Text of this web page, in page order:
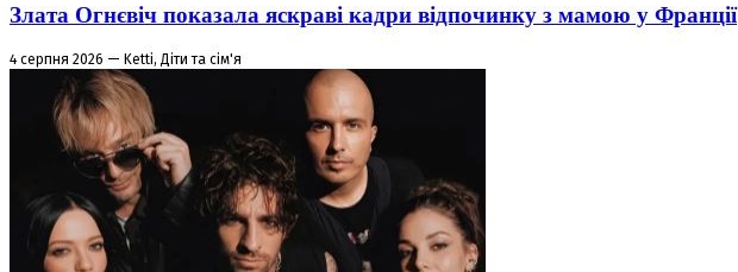
Злата Огнєвіч показала яскраві кадри відпочинку з мамою у Франції
4 серпня 2026 — Ketti, Діти та сім'я